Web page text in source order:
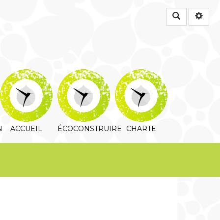
Rechercher
ACCUEIL ÉCOCONSTRUIRE CHARTE